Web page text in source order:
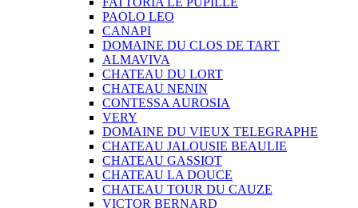
PAOLO LEO
CANAPI
DOMAINE DU CLOS DE TART
ALMAVIVA
CHATEAU DU LORT
CHATEAU NENIN
CONTESSA AUROSIA
VERY
DOMAINE DU VIEUX TELEGRAPHE
CHATEAU JALOUSIE BEAULIE
CHATEAU GASSIOT
CHATEAU LA DOUCE
CHATEAU TOUR DU CAUZE
VICTOR BERNARD